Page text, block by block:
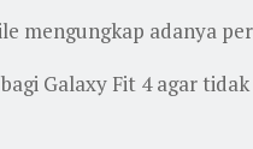
mengungkap adanya
Galaxy Fit 4 agar